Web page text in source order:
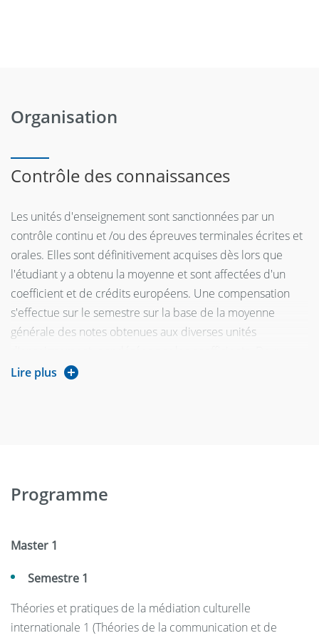
Organisation
Contrôle des connaissances
Les unités d'enseignement sont sanctionnées par un
contrôle continu et /ou des épreuves terminales écrites et
orales. Elles sont définitivement acquises dès lors que
l'étudiant y a obtenu la moyenne et sont affectées d'un
coefficient et de crédits européens. Une compensation
s'effectue sur le semestre sur la base de la moyenne
générale des notes obtenues aux diverses unités
sessions de contrôle de connaissance sont organisées
Lire plus
Programme
Master 1
Semestre 1
Théories et pratiques de la médiation culturelle
internationale 1 (Théories de la communication et de